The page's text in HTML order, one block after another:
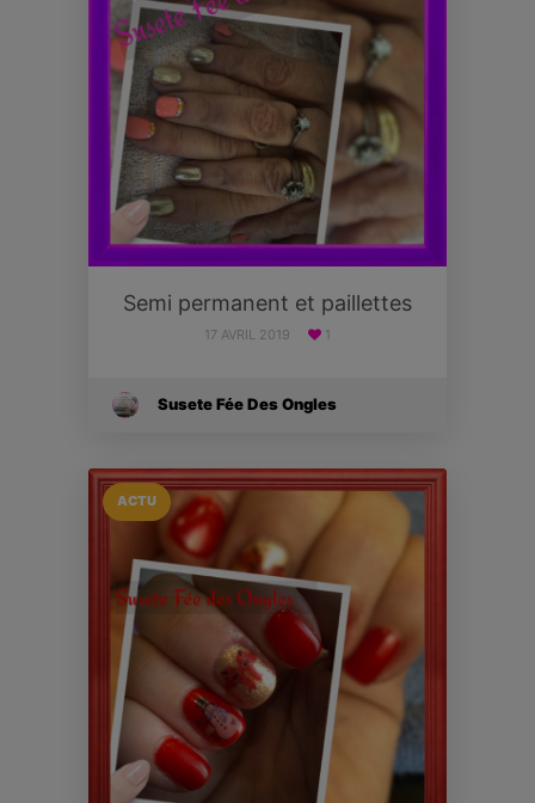
Semi permanent et paillettes
17 AVRIL 2019 1
Susete Fée Des Ongles
ACTU